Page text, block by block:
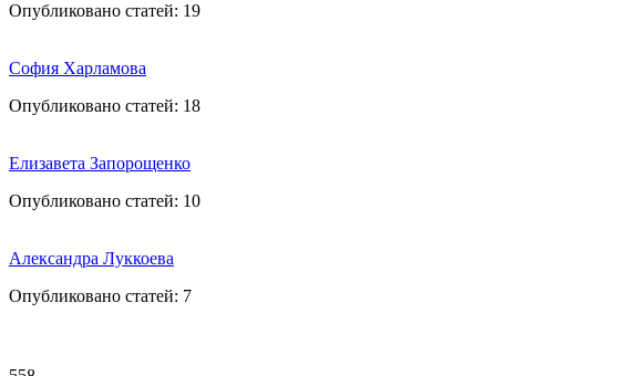
Опубликовано статей: 19
София Харламова
Опубликовано статей: 18
Елизавета Запорощенко
Опубликовано статей: 10
Александра Луккоева
Опубликовано статей: 7